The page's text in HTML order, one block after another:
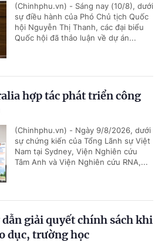
(Chinhphu.vn) - Sáng nay (10/8), dưới
sự điều hành của Phó Chủ tịch Quốc
hội Nguyễn Thị Thanh, các đại biểu
Quốc hội đã thảo luận về dự án...
hợp tác phát triển công
(Chinhphu.vn) - Ngày 9/8/2026, dưới
sự chứng kiến của Tổng Lãnh sự Việt
Nam tại Sydney, Viện Nghiên cứu
Tâm Anh và Viện Nghiên cứu RNA,...
giải quyết chính sách khi
dục, trường học